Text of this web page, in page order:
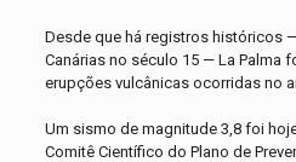
Desde que há registros históricos
Canárias no século 15 — La Palma
erupções vulcânicas ocorridas no
Um sismo de magnitude 3,8 foi
Comitê Científico do Plano de